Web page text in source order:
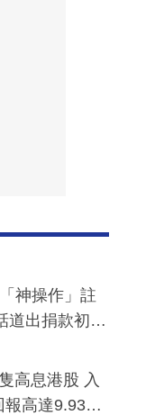
神操作」註
道出捐款初
段
高息港股 入
報高達9.93